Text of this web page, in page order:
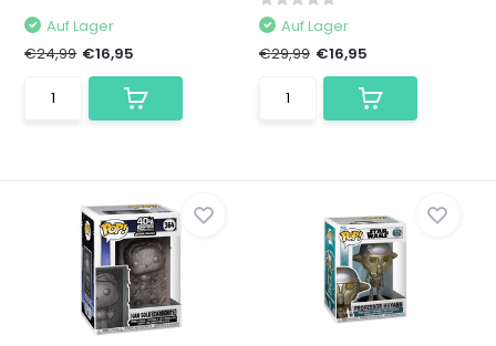
Auf Lager
€24,99 €16,95
Auf Lager
€29,99 €16,95